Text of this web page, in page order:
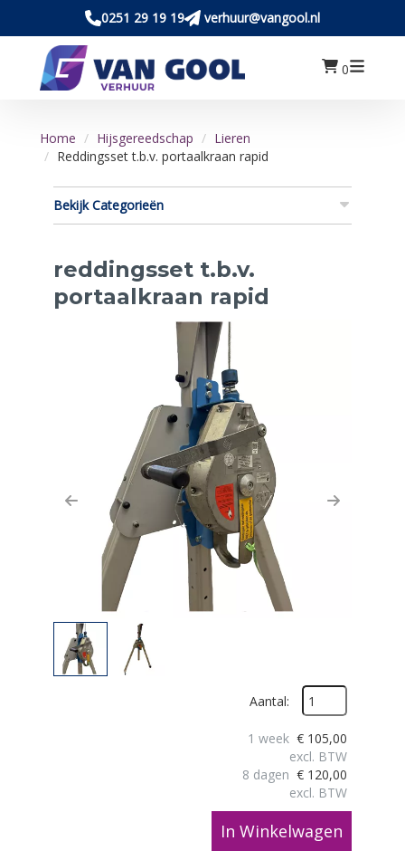
0251 29 19 19 verhuur@vangool.nl
0
Home Hijsgereedschap
Lieren
Reddingsset t.b.v. portaalkraan rapid
Bekijk Categorieën
reddingsset t.b.v.
portaalkraan rapid
Previous Next
Aantal:
8 dagen € 120,00
excl. BTW
1 week € 105,00
excl. BTW
In Winkelwagen